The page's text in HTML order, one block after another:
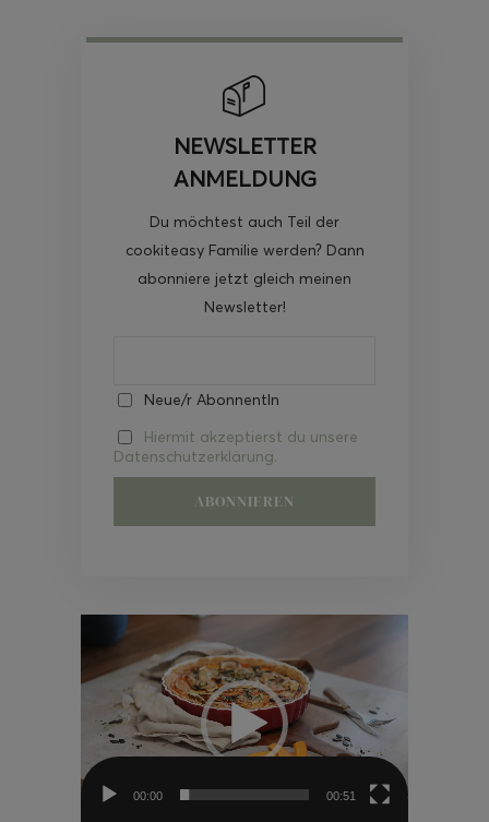
NEWSLETTER
ANMELDUNG
Du möchtest auch Teil der
cookiteasy Familie werden? Dann
abonniere jetzt gleich meinen
Newsletter!
Neue/r AbonnentIn
Hiermit akzeptierst du unsere
Datenschutzerklärung.
Video-
00:00 00:51